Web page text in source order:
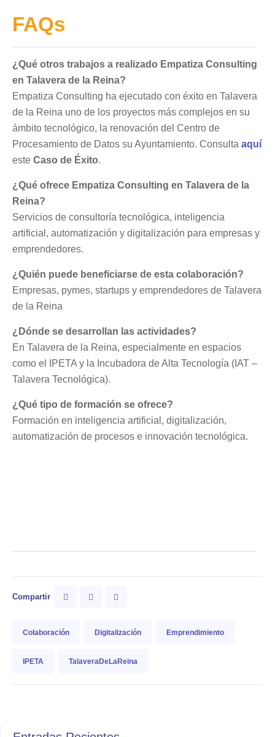
FAQs
¿Qué otros trabajos a realizado Empatiza Consulting
en Talavera de la Reina?
Empatiza Consulting ha ejecutado con éxito en Talavera
de la Reina uno de los proyectos más complejos en su
ámbito tecnológico, la renovación del Centro de
Procesamiento de Datos su Ayuntamiento. Consulta aquí
este Caso de Éxito.
¿Qué ofrece Empatiza Consulting en Talavera de la
Reina?
Servicios de consultoría tecnológica, inteligencia
artificial, automatización y digitalización para empresas y
emprendedores.
¿Quién puede beneficiarse de esta colaboración?
Empresas, pymes, startups y emprendedores de Talavera
de la Reina
¿Dónde se desarrollan las actividades?
En Talavera de la Reina, especialmente en espacios
como el IPETA y la Incubadora de Alta Tecnología (IAT –
Talavera Tecnológica).
¿Qué tipo de formación se ofrece?
Formación en inteligencia artificial, digitalización,
automatización de procesos e innovación tecnológica.
Compartir
Colaboración Digitalización Emprendimiento
IPETA TalaveraDeLaReina